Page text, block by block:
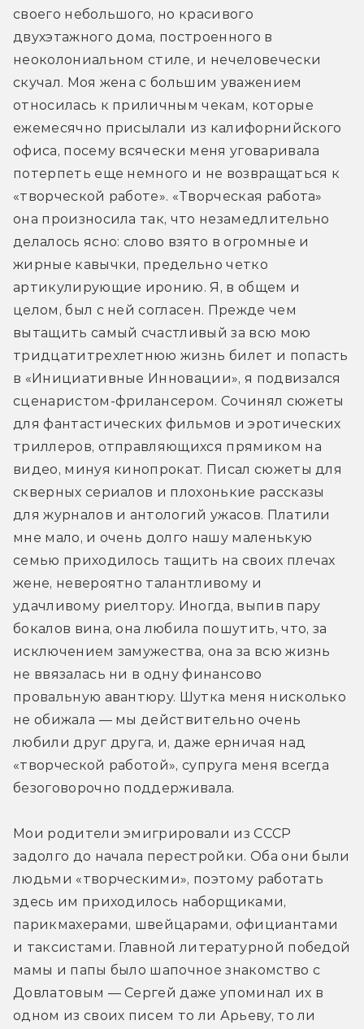
своего небольшого, но красивого
двухэтажного дома, построенного в
неоколониальном стиле, и нечеловечески
скучал. Моя жена с большим уважением
относилась к приличным чекам, которые
ежемесячно присылали из калифорнийского
офиса, посему всячески меня уговаривала
потерпеть еще немного и не возвращаться к
«творческой работе». «Творческая работа»
она произносила так, что незамедлительно
делалось ясно: слово взято в огромные и
жирные кавычки, предельно четко
артикулирующие иронию. Я, в общем и
целом, был с ней согласен. Прежде чем
вытащить самый счастливый за всю мою
тридцатитрехлетнюю жизнь билет и попасть
в «Инициативные Инновации», я подвизался
сценаристом-фрилансером. Сочинял сюжеты
для фантастических фильмов и эротических
триллеров, отправляющихся прямиком на
видео, минуя кинопрокат. Писал сюжеты для
скверных сериалов и плохонькие рассказы
для журналов и антологий ужасов. Платили
мне мало, и очень долго нашу маленькую
семью приходилось тащить на своих плечах
жене, невероятно талантливому и
удачливому риелтору. Иногда, выпив пару
бокалов вина, она любила пошутить, что, за
исключением замужества, она за всю жизнь
не ввязалась ни в одну финансово
провальную авантюру. Шутка меня нисколько
не обижала — мы действительно очень
любили друг друга, и, даже ерничая над
«творческой работой», супруга меня всегда
безоговорочно поддерживала.
Мои родители эмигрировали из СССР
задолго до начала перестройки. Оба они были
людьми «творческими», поэтому работать
здесь им приходилось наборщиками,
парикмахерами, швейцарами, официантами
и таксистами. Главной литературной победой
мамы и папы было шапочное знакомство с
Довлатовым — Сергей даже упоминал их в
одном из своих писем то ли Арьеву, то ли